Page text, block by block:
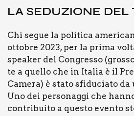
LA SEDU­ZIO­NE DEL
Chi segue la poli­ti­ca
otto­bre 2023, per la pri­ma
spea­ker del Con­gres­so
te a quel­lo che in Ita­lia è il
Came­ra) è sta­to sfi­du­cia­to da
Uno dei per­so­nag­gi che
con­tri­bui­to a que­sto even­to